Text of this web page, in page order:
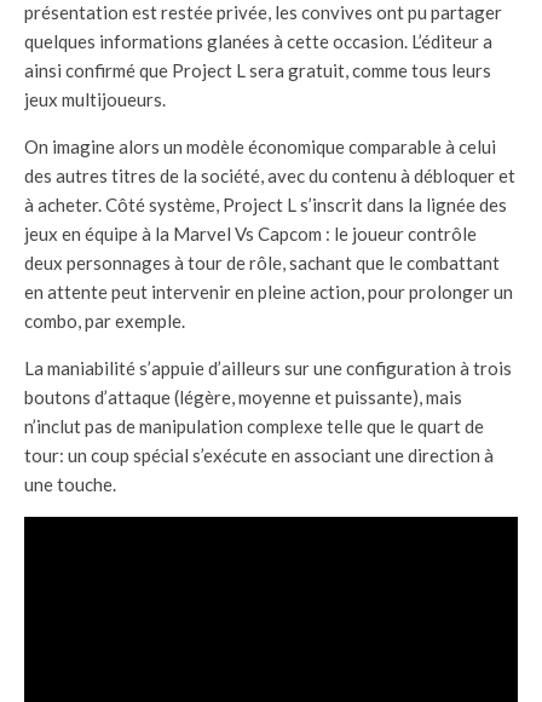
présentation est restée privée, les convives ont pu partager
quelques informations glanées à cette occasion. L’éditeur a
ainsi confirmé que Project L sera gratuit, comme tous leurs
jeux multijoueurs.
On imagine alors un modèle économique comparable à celui
des autres titres de la société, avec du contenu à débloquer et
à acheter. Côté système, Project L s’inscrit dans la lignée des
jeux en équipe à la Marvel Vs Capcom : le joueur contrôle
deux personnages à tour de rôle, sachant que le combattant
en attente peut intervenir en pleine action, pour prolonger un
combo, par exemple.
La maniabilité s’appuie d’ailleurs sur une configuration à trois
boutons d’attaque (légère, moyenne et puissante), mais
n’inclut pas de manipulation complexe telle que le quart de
tour: un coup spécial s’exécute en associant une direction à
une touche.